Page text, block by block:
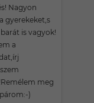
Nagyon
gyerekeket,s
is vagyok!
a
meg
)